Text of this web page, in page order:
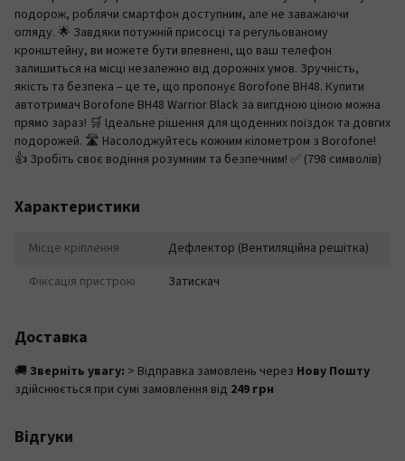
подорож, роблячи смартфон доступним, але не заважаючи
огляду. 🌟 Завдяки потужній присосці та регульованому
кронштейну, ви можете бути впевнені, що ваш телефон
залишиться на місці незалежно від дорожніх умов. Зручність,
якість та безпека – це те, що пропонує Borofone BH48. Купити
автотримач Borofone BH48 Warrior Black за вигідною ціною можна
прямо зараз! 🛒 Ідеальне рішення для щоденних поїздок та довгих
подорожей. 🛣️ Насолоджуйтесь кожним кілометром з Borofone!
👍 Зробіть своє водіння розумним та безпечним! ✅ (798 символів)
Характеристики
Місце кріплення
Дефлектор (Вентиляційна решітка)
Фіксація пристрою
Затискач
Доставка
🚚 Зверніть увагу: > Відправка замовлень через Нову Пошту
здійснюється при сумі замовлення від 249 грн
Відгуки